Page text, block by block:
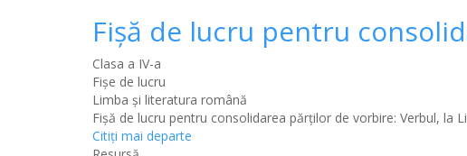
Fișă de lucru pentru
Clasa a IV-a
Fișe de lucru
Limba şi literatura română
Fișă de lucru pentru consolidarea părților de vorbire: Verbul, la
Citiţi mai departe